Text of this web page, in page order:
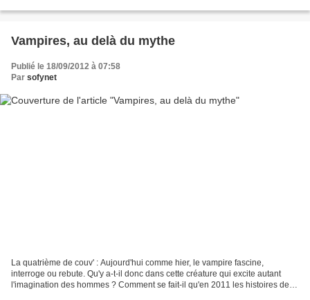
Vampires, au delà du mythe
Publié le 18/09/2012 à 07:58
Par sofynet
La quatrième de couv' : Aujourd'hui comme hier, le vampire fascine,
interroge ou rebute. Qu'y a-t-il donc dans cette créature qui excite autant
l'imagination des hommes ? Comment se fait-il qu'en 2011 les histoires de